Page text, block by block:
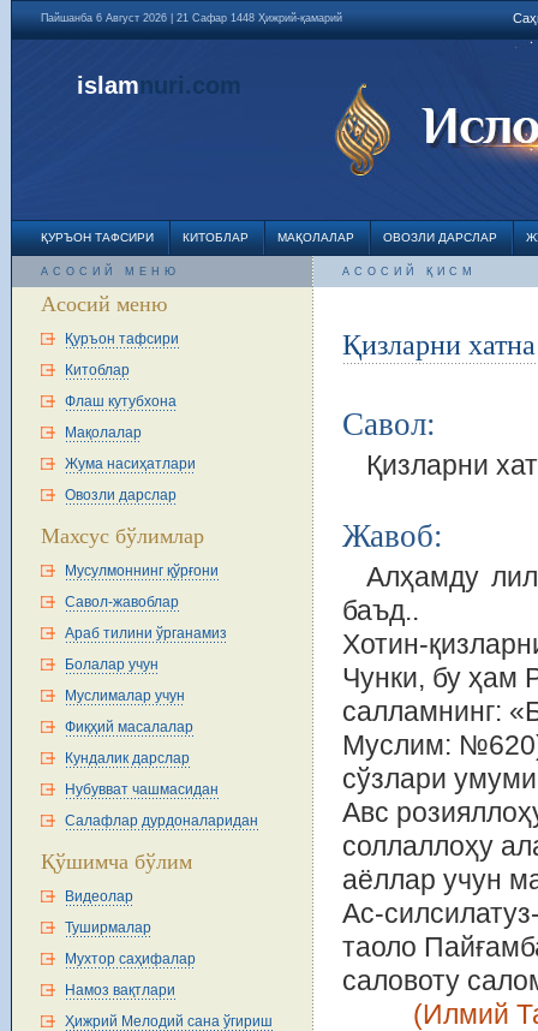
Пайшанба 6 Август 2026 | 21 Сафар 1448 Ҳижрий-қамарий
islamnuri.com
ҚУРЪОН ТАФСИРИ КИТОБЛАР МАҚОЛАЛАР ОВОЗЛИ ДАРСЛАР
АСОСИЙ МЕНЮ
Асосий меню
Қуръон тафсири
Китоблар
Флаш кутубхона
Мақолалар
Жума насиҳатлари
Овозли дарслар
Махсус бўлимлар
Мусулмоннинг қўрғони
Савол-жавоблар
Араб тилини ўрганамиз
Болалар учун
Муслималар учун
Фиқҳий масалалар
Кундалик дарслар
Нубувват чашмасидан
Салафлар дурдоналаридан
Қўшимча бўлим
Видеолар
Туширмалар
Мухтор саҳифалар
Намоз вақтлари
Ҳижрий Мелодий сана ўгириш
АСОСИЙ ҚИСМ
Қизларни
Савол:
Қизларни
Жавоб:
Алҳамду
баъд..
Хотин-
Чунки, бу ҳам
салламнинг:
Муслим: №620)
сўзлари
Авс
соллаллоҳу
аёллар учун
Ас-
таоло
саловоту
(Илмий